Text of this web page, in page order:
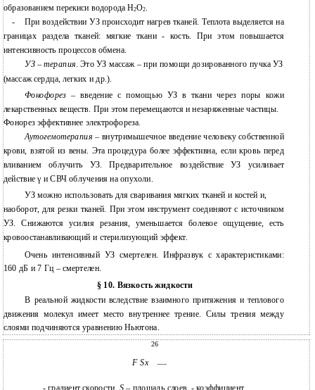
образованием перекиси водорода Н2О2.
-
При воздействии УЗ происходит нагрев тканей. Теплота выделяется на
границах раздела тканей: мягкие ткани - кость. При этом повышается
интенсивность процессов обмена.
УЗ – терапия. Это УЗ массаж – при помощи дозированного пучка УЗ
(массаж сердца, легких и др.).
Фонофорез – введение с помощью УЗ в ткани через поры кожи
лекарственных веществ. При этом перемещаются и незаряженные частицы.
Фонорез эффективнее электрофореза.
Аутогемотерапия – внутримышечное введение человеку собственной
крови, взятой из вены. Эта процедура более эффективна, если кровь перед
вливанием облучить УЗ. Предварительное воздействие УЗ усиливает
действие γ и СВЧ облучения на опухоли.
УЗ можно использовать для сваривания мягких тканей и костей и,
наоборот, для резки тканей. При этом инструмент соединяют с источником
УЗ. Снижаются усилия резания, уменьшается болевое ощущение, есть
кровоостанавливающий и стерилизующий эффект.
Очень интенсивный УЗ смертелен. Инфразвук с характеристиками:
160 дБ и 7 Гц – смертелен.
§ 10. Вязкость жидкости
В реальной жидкости вследствие взаимного притяжения и теплового
движения молекул имеет место внутреннее трение. Силы трения между
слоями подчиняются уравнению Ньютона.
26
F Sx
- градиент скорости, S– площадь слоев, - коэффициент